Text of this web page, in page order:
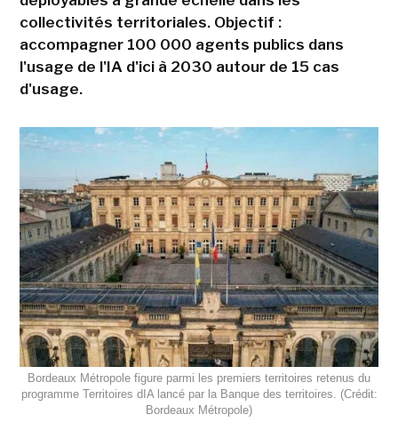
collectivités territoriales. Objectif :
accompagner 100 000 agents publics dans
l'usage de l'IA d'ici à 2030 autour de 15 cas
d'usage.
Bordeaux Métropole figure parmi les premiers territoires retenus du
programme Territoires dIA lancé par la Banque des territoires. (Crédit:
Bordeaux Métropole)